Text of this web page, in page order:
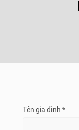
Tên gia đình *